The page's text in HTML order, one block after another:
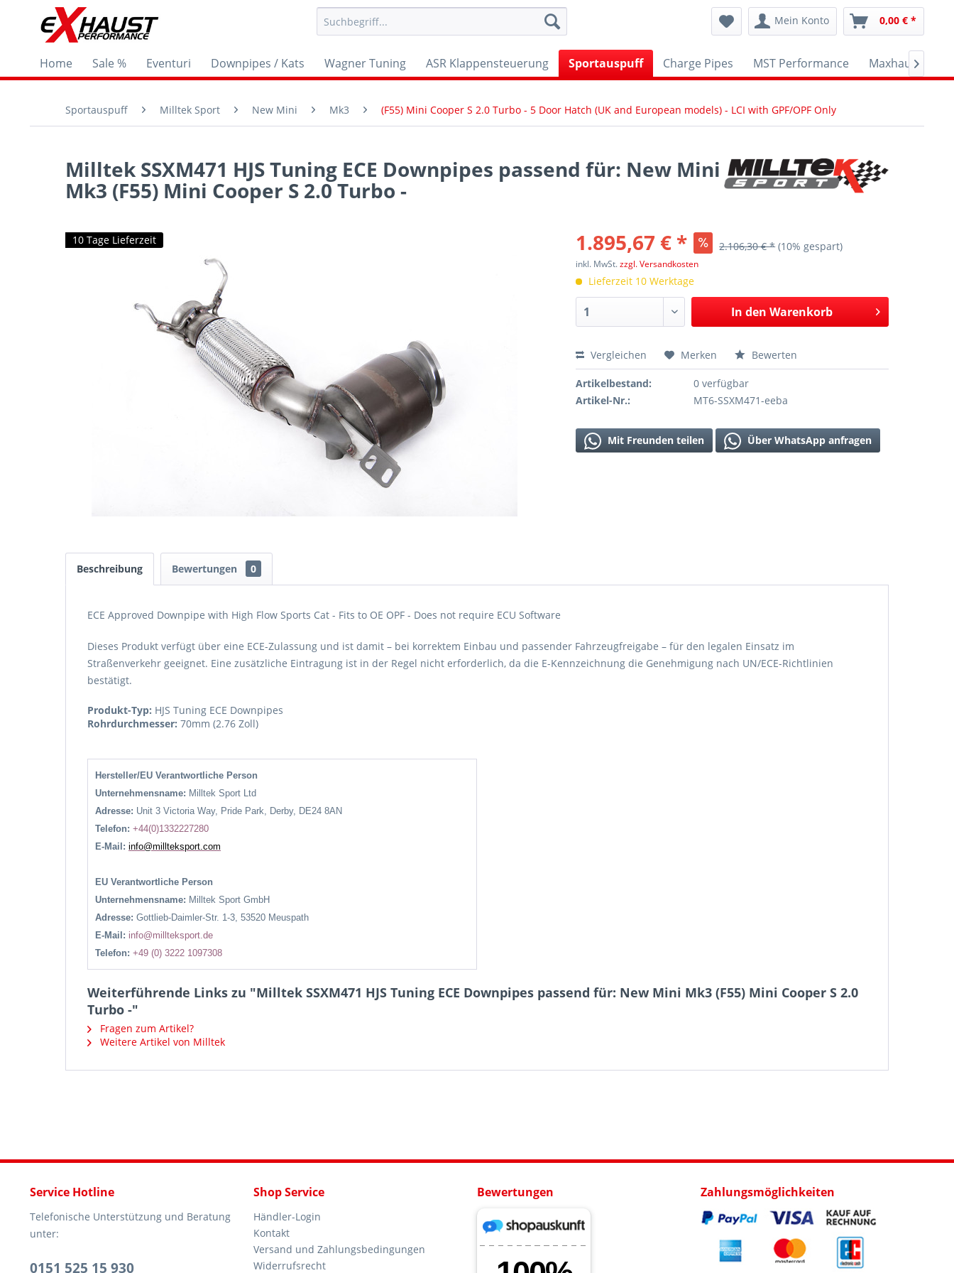
Mein Konto 0,00 € *
Home Sale % Eventuri Downpipes / Kats Wagner Tuning ASR Klappensteuerung Sportauspuff Charge Pipes MST Performance Maxhaust

Sportauspuff Milltek Sport New Mini Mk3 (F55) Mini Cooper S 2.0 Turbo - 5 Door Hatch (UK and European models) - LCI with GPF/OPF Only
Milltek SSXM471 HJS Tuning ECE Downpipes passend für: New Mini
Mk3 (F55) Mini Cooper S 2.0 Turbo -
10 Tage Lieferzeit 1.895,67 € * 2.106,30 € * (10% gespart)
inkl. MwSt.zzgl. Versandkosten
Lieferzeit 10 Werktage
In den Warenkorb
Vergleichen Merken Bewerten
Artikelbestand:
0 verfügbar
Artikel-Nr.:
MT6-SSXM471-eeba
Mit Freunden teilen Über WhatsApp anfragen
Beschreibung Bewertungen 0
ECE Approved Downpipe with High Flow Sports Cat - Fits to OE OPF - Does not require ECU Software
Dieses Produkt verfügt über eine ECE-Zulassung und ist damit – bei korrektem Einbau und passender Fahrzeugfreigabe – für den legalen Einsatz im
Straßenverkehr geeignet. Eine zusätzliche Eintragung ist in der Regel nicht erforderlich, da die E-Kennzeichnung die Genehmigung nach UN/ECE-Richtlinien
bestätigt.
Produkt-Typ: HJS Tuning ECE Downpipes
Rohrdurchmesser: 70mm (2.76 Zoll)
Hersteller/EU Verantwortliche Person
Unternehmensname: Milltek Sport Ltd
Adresse: Unit 3 Victoria Way, Pride Park, Derby, DE24 8AN
Telefon: +44(0)1332227280
E-Mail: info@millteksport.com
EU Verantwortliche Person
Unternehmensname: Milltek Sport GmbH
Adresse: Gottlieb-Daimler-Str. 1-3, 53520 Meuspath
E-Mail: info@millteksport.de
Telefon: +49 (0) 3222 1097308
Weiterführende Links zu "Milltek SSXM471 HJS Tuning ECE Downpipes passend für: New Mini Mk3 (F55) Mini Cooper S 2.0
Turbo -"
Fragen zum Artikel?
Weitere Artikel von Milltek
Service Hotline
Telefonische Unterstützung und Beratung
unter:
0151 525 15 930
Shop Service
Händler-Login
Kontakt
Versand und Zahlungsbedingungen
Widerrufsrecht
Bewertungen Zahlungsmöglichkeiten